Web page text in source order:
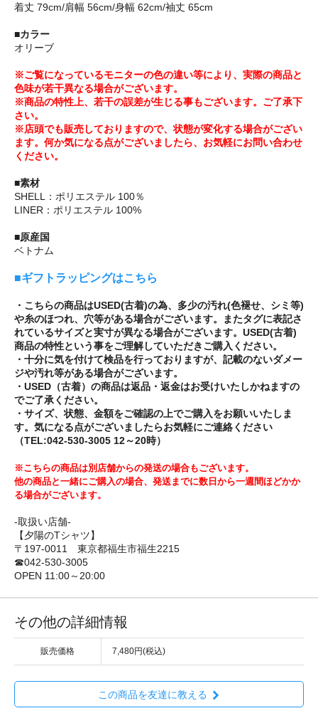
着丈 79cm/肩幅 56cm/身幅 62cm/袖丈 65cm
■カラー
オリーブ
※ご覧になっているモニターの色の違い等により、実際の商品と
色味が若干異なる場合がございます。
※商品の特性上、若干の誤差が生じる事もございます。ご了承下
さい。
※店頭でも販売しておりますので、状態が変化する場合がござい
ます。何か気になる点がございましたら、お気軽にお問い合わせ
ください。
■素材
SHELL：ポリエステル 100％
LINER：ポリエステル 100%
■原産国
ベトナム
■ギフトラッピングはこちら
・こちらの商品はUSED(古着)の為、多少の汚れ(色褪せ、シミ等)
や糸のほつれ、穴等がある場合がございます。またタグに表記さ
れているサイズと実寸が異なる場合がございます。USED(古着)
商品の特性という事をご理解していただきご購入ください。
・十分に気を付けて検品を行っておりますが、記載のないダメー
ジや汚れ等がある場合がございます。
・USED（古着）の商品は返品・返金はお受けいたしかねますの
でご了承ください。
・サイズ、状態、金額をご確認の上でご購入をお願いいたしま
す。気になる点がございましたらお気軽にご連絡ください
（TEL:042-530-3005 12～20時）
※こちらの商品は別店舗からの発送の場合もございます。
他の商品と一緒にご購入の場合、発送までに数日から一週間ほどかか
る場合がございます。
-取扱い店舗-
【夕陽のTシャツ】
〒197-0011 東京都福生市福生2215
☎042-530-3005
OPEN 11:00～20:00
その他の詳細情報
販売価格 7,480円(税込)
この商品を友達に教える